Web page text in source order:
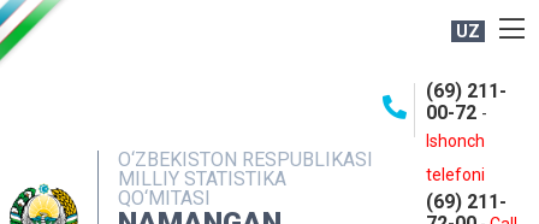
UZ
O‘ZBEKISTON RESPUBLIKASI
MILLIY STATISTIKA
QO‘MITASI
(69) 211-
00-72 -
Ishonch
telefoni
(69) 211-
NASHRLAR
INTERAKTIV XIZMATLAR